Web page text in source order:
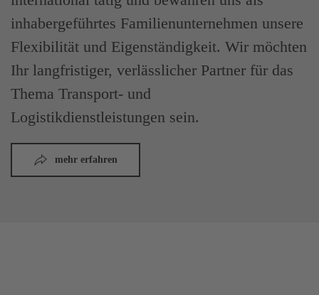
inhabergeführtes Familienunternehmen unsere
Flexibilität und Eigenständigkeit. Wir möchten
Ihr langfristiger, verlässlicher Partner für das
Thema Transport- und
Logistikdienstleistungen sein.
mehr erfahren